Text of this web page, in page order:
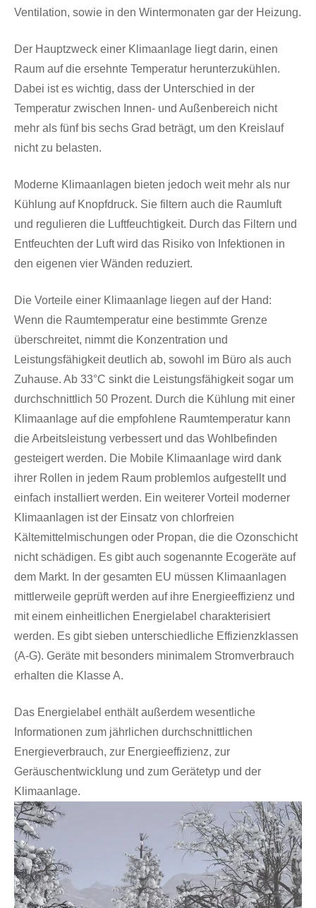
Ventilation, sowie in den Wintermonaten gar der Heizung.
Der Hauptzweck einer Klimaanlage liegt darin, einen
Raum auf die ersehnte Temperatur herunterzukühlen.
Dabei ist es wichtig, dass der Unterschied in der
Temperatur zwischen Innen- und Außenbereich nicht
mehr als fünf bis sechs Grad beträgt, um den Kreislauf
nicht zu belasten.
Moderne Klimaanlagen bieten jedoch weit mehr als nur
Kühlung auf Knopfdruck. Sie filtern auch die Raumluft
und regulieren die Luftfeuchtigkeit. Durch das Filtern und
Entfeuchten der Luft wird das Risiko von Infektionen in
den eigenen vier Wänden reduziert.
Die Vorteile einer Klimaanlage liegen auf der Hand:
Wenn die Raumtemperatur eine bestimmte Grenze
überschreitet, nimmt die Konzentration und
Leistungsfähigkeit deutlich ab, sowohl im Büro als auch
Zuhause. Ab 33°C sinkt die Leistungsfähigkeit sogar um
durchschnittlich 50 Prozent. Durch die Kühlung mit einer
Klimaanlage auf die empfohlene Raumtemperatur kann
die Arbeitsleistung verbessert und das Wohlbefinden
gesteigert werden. Die Mobile Klimaanlage wird dank
ihrer Rollen in jedem Raum problemlos aufgestellt und
einfach installiert werden. Ein weiterer Vorteil moderner
Klimaanlagen ist der Einsatz von chlorfreien
Kältemittelmischungen oder Propan, die die Ozonschicht
nicht schädigen. Es gibt auch sogenannte Ecogeräte auf
dem Markt. In der gesamten EU müssen Klimaanlagen
mittlerweile geprüft werden auf ihre Energieeffizienz und
mit einem einheitlichen Energielabel charakterisiert
werden. Es gibt sieben unterschiedliche Effizienzklassen
(A-G). Geräte mit besonders minimalem Stromverbrauch
erhalten die Klasse A.
Das Energielabel enthält außerdem wesentliche
Informationen zum jährlichen durchschnittlichen
Energieverbrauch, zur Energieeffizienz, zur
Geräuschentwicklung und zum Gerätetyp und der
Klimaanlage.